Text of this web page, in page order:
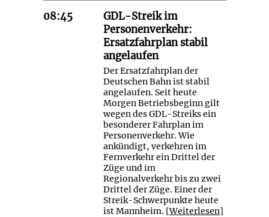
08:45
GDL-Streik im
Personenverkehr:
Ersatzfahrplan stabil
angelaufen
Der Ersatzfahrplan der
Deutschen Bahn ist stabil
angelaufen. Seit heute
Morgen Betriebsbeginn gilt
wegen des GDL-Streiks ein
besonderer Fahrplan im
Personenverkehr. Wie
ankündigt, verkehren im
Fernverkehr ein Drittel der
Züge und im
Regionalverkehr bis zu zwei
Drittel der Züge. Einer der
Streik-Schwerpunkte heute
ist Mannheim. [Weiterlesen]